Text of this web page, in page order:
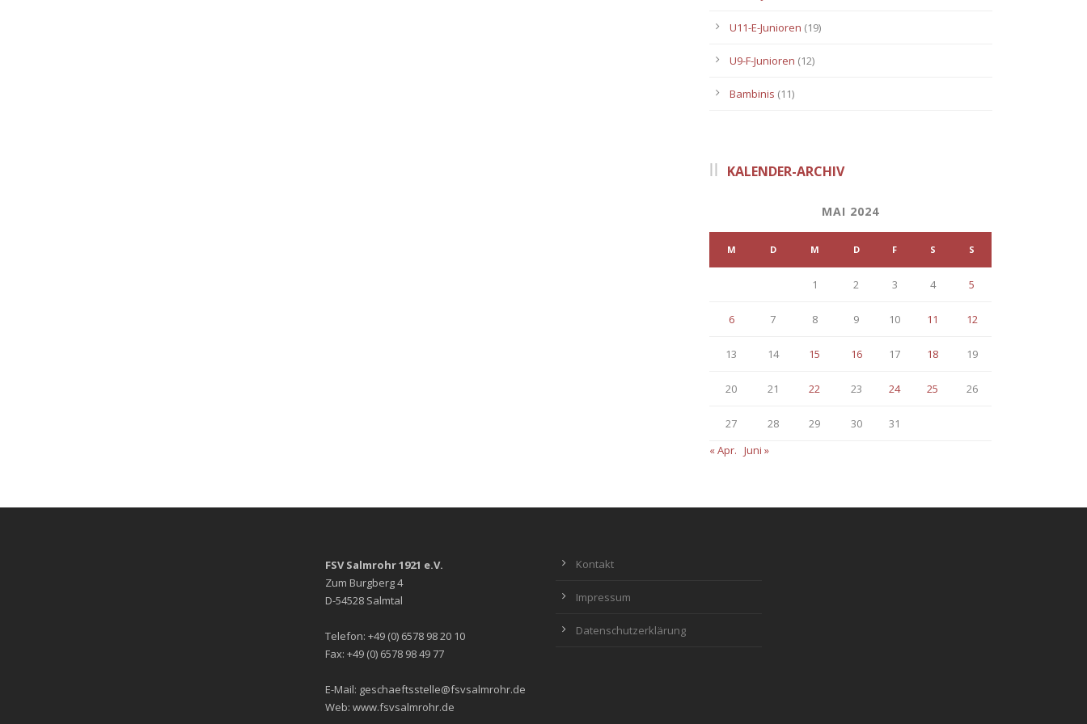
U11-E-Junioren (19)
U9-F-Junioren (12)
Bambinis (11)
KALENDER-ARCHIV
MAI 2024
M D M D F S S
1 2 3 4 5
6 7 8 9 10 11 12
13 14 15 16 17 18 19
20 21 22 23 24 25 26
27 28 29 30
31
« Apr. Juni »
FSV Salmrohr 1921 e.V.
Zum Burgberg 4
D-54528 Salmtal
Telefon: +49 (0) 6578 98 20 10
Fax: +49 (0) 6578 98 49 77
E-Mail: geschaeftsstelle@fsvsalmrohr.de
Web: www.fsvsalmrohr.de
Kontakt
Impressum
Datenschutzerklärung